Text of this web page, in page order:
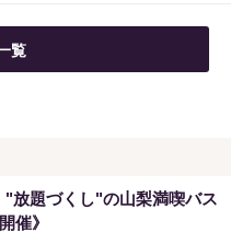
覧
"放題づくし"の山梨満喫バス
催》